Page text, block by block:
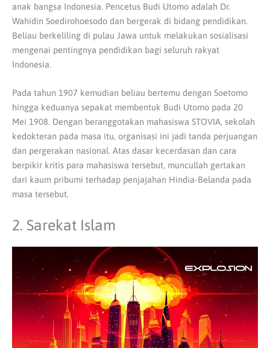
anak bangsa Indonesia. Pencetus Budi Utomo adalah Dr.
Wahidin Soedirohoesodo dan bergerak di bidang pendidikan.
Beliau berkeliling di pulau Jawa untuk melakukan sosialisasi
mengenai pentingnya pendidikan bagi seluruh rakyat
Indonesia.
Pada tahun 1907 kemudian beliau bertemu dengan Soetomo
hingga keduanya sepakat membentuk Budi Utomo pada 20
Mei 1908. Dengan beranggotakan mahasiswa STOVIA, sekolah
kedokteran pada masa itu, organisasi ini jadi tanda perjuangan
dan pergerakan nasional. Atas dasar kecerdasan dan cara
berpikir kritis para mahasiswa tersebut, muncullah gertakan
dari kaum pribumi terhadap penjajahan Hindia-Belanda pada
masa tersebut.
2. Sarekat Islam